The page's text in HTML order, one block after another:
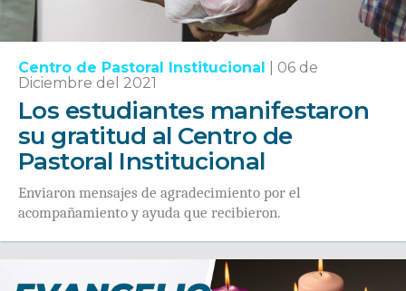
Centro de Pastoral Institucional
06 de
Diciembre del 2021
Los estudiantes manifestaron
su gratitud al Centro de
Pastoral Institucional
Enviaron mensajes de agradecimiento por el
acompañamiento y ayuda que recibieron.